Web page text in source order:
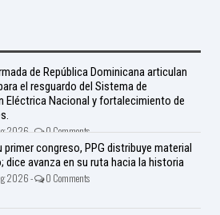
de República Dominicana articulan
el resguardo del Sistema de
Eléctrica Nacional y fortalecimiento de
2026 - 0 Comments
primer congreso, PPG distribuye material
dice avanza en su ruta hacia la historia
2026 - 0 Comments